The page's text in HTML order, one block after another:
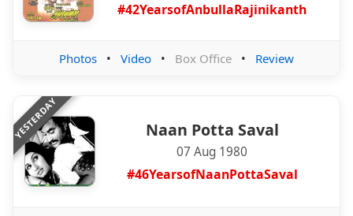
#42YearsofAnbullaRajinikanth
Photos • Video • Box Office • Review
YESTERDAY Naan Potta Saval
07 Aug 1980
#46YearsofNaanPottaSaval